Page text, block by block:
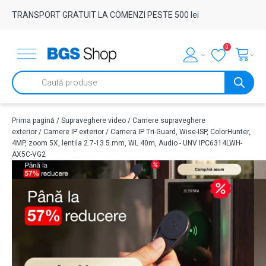
TRANSPORT GRATUIT LA COMENZI PESTE 500 lei
0
Products
search
Prima pagină / Supraveghere video / Camere supraveghere
exterior / Camere IP exterior / Camera IP Tri-Guard, Wise-ISP, ColorHunter,
4MP, zoom 5X, lentila 2.7-13.5 mm, WL 40m, Audio - UNV IPC6314LWH-
AX5C-VG2